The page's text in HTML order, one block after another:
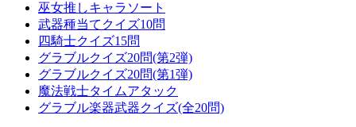
巫女推しキャラソート
武器種当てクイズ10問
四騎士クイズ15問
グラブルクイズ20問(第2弾)
グラブルクイズ20問(第1弾)
魔法戦士タイムアタック
グラブル楽器武器クイズ(全20問)